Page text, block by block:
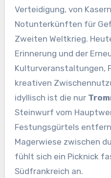
Verteidigung, von
Notunterkünften für
Zweiten Weltkrieg.
Erinnerung und der
Kulturveranstaltungen,
kreativen
idyllisch ist die nur
Steinwurf vom
Festungsgürtels
Magerwiese zwischen
fühlt sich ein Picknick
Südfrankreich an.